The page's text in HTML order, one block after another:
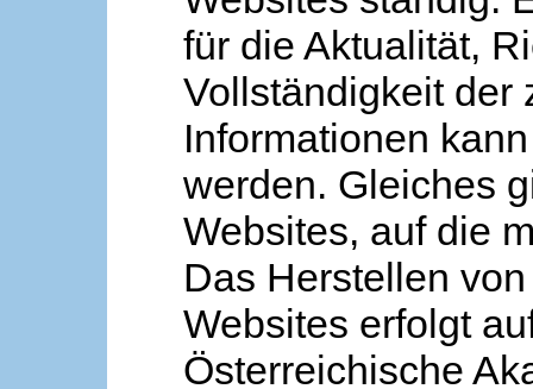
für die Aktualität,
Vollständigkeit der
Informationen
werden. Gleiches
Websites, auf die
Das Herstellen
Websites erfolgt
Österreichische